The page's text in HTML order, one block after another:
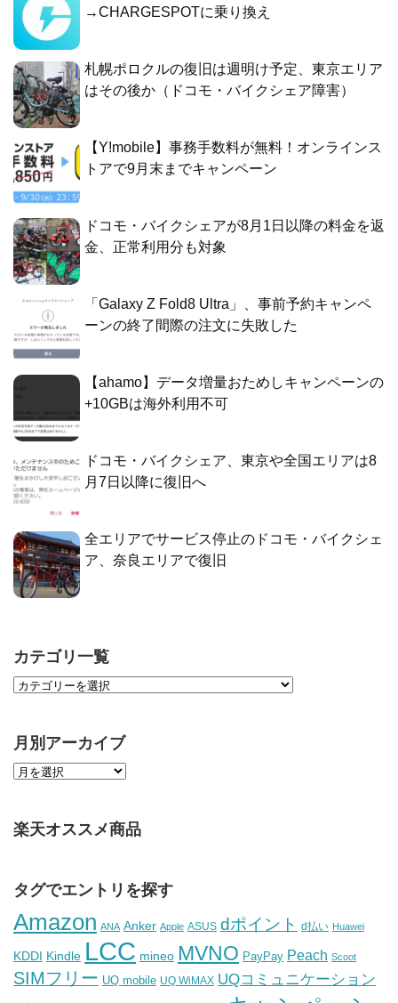
→CHARGESPOTに乗り換え
札幌ポロクルの復旧は週明け予定、東京エリア
はその後か（ドコモ・バイクシェア障害）
【Y!mobile】事務手数料が無料！オンラインス
トアで9月末までキャンペーン
ドコモ・バイクシェアが8月1日以降の料金を返
金、正常利用分も対象
「Galaxy Z Fold8 Ultra」、事前予約キャンペ
ーンの終了間際の注文に失敗した
【ahamo】データ増量おためしキャンペーンの
+10GBは海外利用不可
ドコモ・バイクシェア、東京や全国エリアは8
月7日以降に復旧へ
全エリアでサービス停止のドコモ・バイクシェ
ア、奈良エリアで復旧
カテゴリ一覧
月別アーカイブ
楽天オススメ商品
タグでエントリを探す
Amazon ANA Anker Apple ASUS dポイント d払い Huawei
KDDI Kindle LCC mineo MVNO PayPay Peach Scoot
SIMフリー UQ mobile UQ WiMAX UQコミュニケーション